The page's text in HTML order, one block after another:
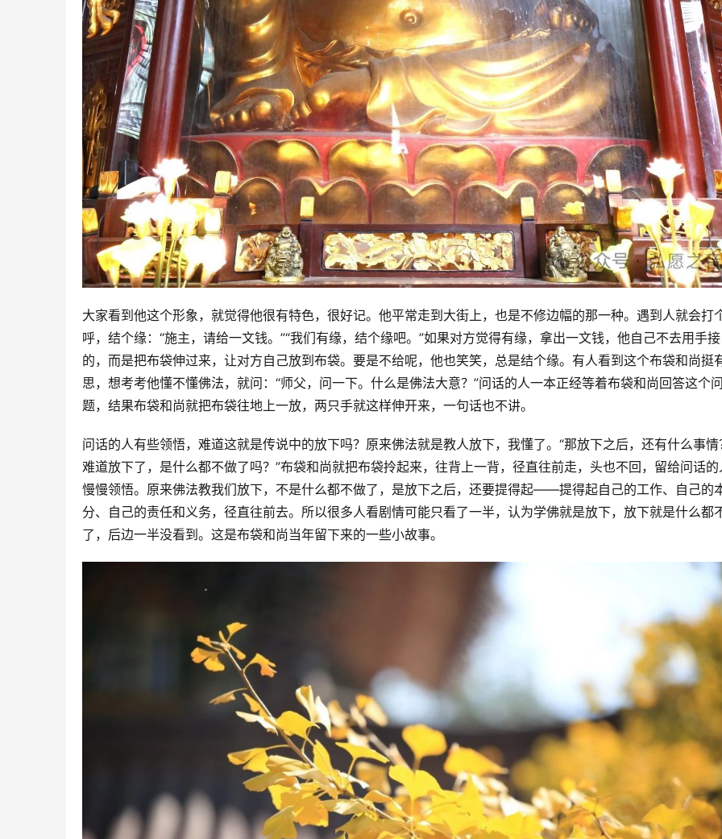
大家看到他这个形象，就觉得他很有特色，很好记。他平常走到大街上，也是不修边幅的那一种。遇到人就会打
呼，结个缘：“施主，请给一文钱。”“我们有缘，结个缘吧。”如果对方觉得有缘，拿出一文钱，他自己不去用手接
的，而是把布袋伸过来，让对方自己放到布袋。要是不给呢，他也笑笑，总是结个缘。有人看到这个布袋和尚挺
思，想考考他懂不懂佛法，就问：“师父，问一下。什么是佛法大意？”问话的人一本正经等着布袋和尚回答这个
题，结果布袋和尚就把布袋往地上一放，两只手就这样伸开来，一句话也不讲。
问话的人有些领悟，难道这就是传说中的放下吗？原来佛法就是教人放下，我懂了。“那放下之后，还有什么事情
难道放下了，是什么都不做了吗？”布袋和尚就把布袋拎起来，往背上一背，径直往前走，头也不回，留给问话的
慢慢领悟。原来佛法教我们放下，不是什么都不做了，是放下之后，还要提得起——提得起自己的工作、自己的
分、自己的责任和义务，径直往前去。所以很多人看剧情可能只看了一半，认为学佛就是放下，放下就是什么都
了，后边一半没看到。这是布袋和尚当年留下来的一些小故事。